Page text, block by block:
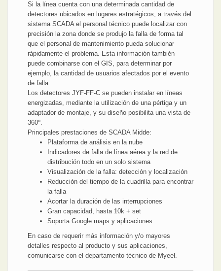
Si la línea cuenta con una determinada cantidad de
detectores ubicados en lugares estratégicos, a través del
sistema SCADA el personal técnico puede localizar con
precisión la zona donde se produjo la falla de forma tal
que el personal de mantenimiento pueda solucionar
rápidamente el problema. Esta información también
puede combinarse con el GIS, para determinar por
ejemplo, la cantidad de usuarios afectados por el evento
de falla.
Los detectores JYF-FF-C se pueden instalar en líneas
energizadas, mediante la utilización de una pértiga y un
adaptador de montaje, y su diseño posibilita una vista de
360º.
Principales prestaciones de SCADA Midde:
Plataforma de análisis en la nube
Indicadores de falla de línea aérea y la red de
distribución todo en un solo sistema
Visualización de la falla: detección y localización
Reducción del tiempo de la cuadrilla para encontrar
la falla
Acortar la duración de las interrupciones
Gran capacidad, hasta 10k + set
Soporta Google maps y aplicaciones
En caso de requerir más información y/o mayores
detalles respecto al producto y sus aplicaciones,
comunicarse con el departamento técnico de Myeel.